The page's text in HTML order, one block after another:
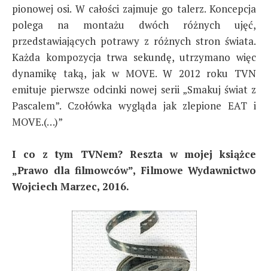
pionowej osi. W całości zajmuje go talerz. Koncepcja
polega na montażu dwóch różnych ujęć,
przedstawiających potrawy z różnych stron świata.
Każda kompozycja trwa sekundę, utrzymano więc
dynamikę taką, jak w MOVE. W 2012 roku TVN
emituje pierwsze odcinki nowej serii „Smakuj świat z
Pascalem”. Czołówka wygląda jak zlepione EAT i
MOVE.(…)”
I co z tym TVNem? Reszta w mojej książce
„Prawo dla filmowców”, Filmowe Wydawnictwo
Wojciech Marzec, 2016.